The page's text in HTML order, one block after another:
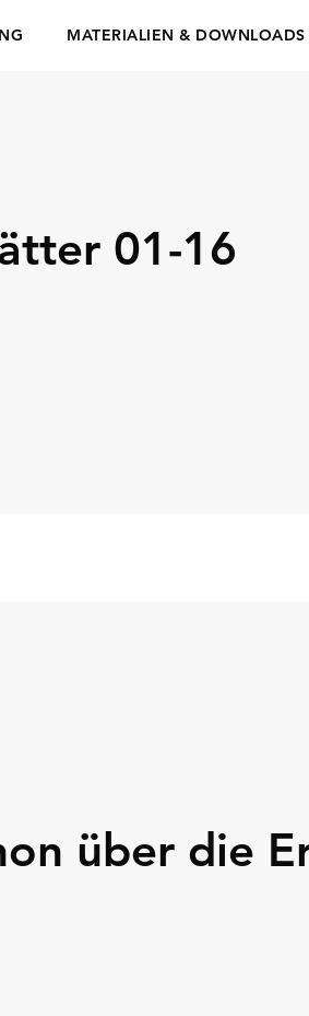
MATERIALIEN & DOWNLOADS
01-16
über die